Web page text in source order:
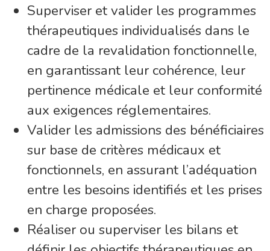
Superviser et valider les programmes
thérapeutiques individualisés dans le
cadre de la revalidation fonctionnelle,
en garantissant leur cohérence, leur
pertinence médicale et leur conformité
aux exigences réglementaires.
Valider les admissions des bénéficiaires
sur base de critères médicaux et
fonctionnels, en assurant l’adéquation
entre les besoins identifiés et les prises
en charge proposées.
Réaliser ou superviser les bilans et